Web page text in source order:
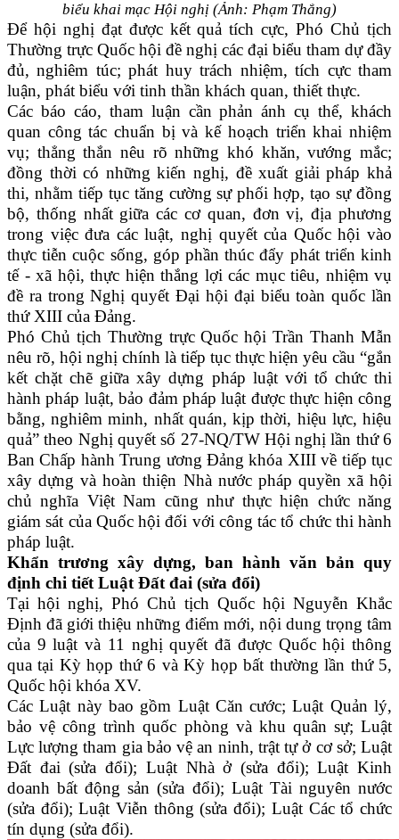
biểu khai mạc Hội nghị (Ảnh: Phạm Thắng)
Để hội nghị đạt được kết quả tích cực, Phó Chủ tịch
Thường trực Quốc hội đề nghị các đại biểu tham dự đầy
đủ, nghiêm túc; phát huy trách nhiệm, tích cực tham
luận, phát biểu với tinh thần khách quan, thiết thực.
Các báo cáo, tham luận cần phản ánh cụ thể, khách
quan công tác chuẩn bị và kế hoạch triển khai nhiệm
vụ; thẳng thắn nêu rõ những khó khăn, vướng mắc;
đồng thời có những kiến nghị, đề xuất giải pháp khả
thi, nhằm tiếp tục tăng cường sự phối hợp, tạo sự đồng
bộ, thống nhất giữa các cơ quan, đơn vị, địa phương
trong việc đưa các luật, nghị quyết của Quốc hội vào
thực tiễn cuộc sống, góp phần thúc đẩy phát triển kinh
tế - xã hội, thực hiện thắng lợi các mục tiêu, nhiệm vụ
đề ra trong Nghị quyết Đại hội đại biểu toàn quốc lần
thứ XIII của Đảng.
Phó Chủ tịch Thường trực Quốc hội Trần Thanh Mẫn
nêu rõ, hội nghị chính là tiếp tục thực hiện yêu cầu “gắn
kết chặt chẽ giữa xây dựng pháp luật với tổ chức thi
hành pháp luật, bảo đảm pháp luật được thực hiện công
bằng, nghiêm minh, nhất quán, kịp thời, hiệu lực, hiệu
quả” theo Nghị quyết số 27-NQ/TW Hội nghị lần thứ 6
Ban Chấp hành Trung ương Đảng khóa XIII về tiếp tục
xây dựng và hoàn thiện Nhà nước pháp quyền xã hội
chủ nghĩa Việt Nam cũng như thực hiện chức năng
giám sát của Quốc hội đối với công tác tổ chức thi hành
pháp luật.
Khẩn trương xây dựng, ban hành văn bản quy
định chi tiết Luật Đất đai (sửa đổi)
Tại hội nghị, Phó Chủ tịch Quốc hội Nguyễn Khắc
Định đã giới thiệu những điểm mới, nội dung trọng tâm
của 9 luật và 11 nghị quyết đã được Quốc hội thông
qua tại Kỳ họp thứ 6 và Kỳ họp bất thường lần thứ 5,
Quốc hội khóa XV.
Các Luật này bao gồm Luật Căn cước; Luật Quản lý,
bảo vệ công trình quốc phòng và khu quân sự; Luật
Lực lượng tham gia bảo vệ an ninh, trật tự ở cơ sở; Luật
Đất đai (sửa đổi); Luật Nhà ở (sửa đổi); Luật Kinh
doanh bất động sản (sửa đổi); Luật Tài nguyên nước
(sửa đổi); Luật Viễn thông (sửa đổi); Luật Các tổ chức
tín dụng (sửa đổi).